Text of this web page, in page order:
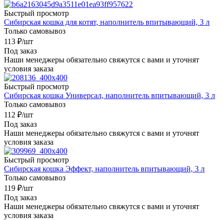
Быстрый просмотр
Сибирская кошка для котят, наполнитель впитывающий, 3 л
Только самовывоз
113 ₽/шт
Под заказ
Наши менеджеры обязательно свяжутся с вами и уточнят
условия заказа
Быстрый просмотр
Сибирская кошка Универсал, наполнитель впитывающий, 3 л
Только самовывоз
112 ₽/шт
Под заказ
Наши менеджеры обязательно свяжутся с вами и уточнят
условия заказа
Быстрый просмотр
Сибирская кошка Эффект, наполнитель впитывающий, 3 л
Только самовывоз
119 ₽/шт
Под заказ
Наши менеджеры обязательно свяжутся с вами и уточнят
условия заказа